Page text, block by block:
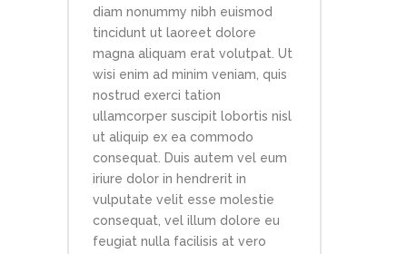
diam nonummy nibh euismod
tincidunt ut laoreet dolore
magna aliquam erat volutpat. Ut
wisi enim ad minim veniam, quis
nostrud exerci tation
ullamcorper suscipit lobortis nisl
ut aliquip ex ea commodo
consequat. Duis autem vel eum
iriure dolor in hendrerit in
vulputate velit esse molestie
consequat, vel illum dolore eu
feugiat nulla facilisis at vero